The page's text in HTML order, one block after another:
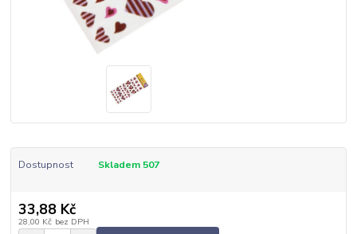
Dostupnost Skladem 507
33,88 Kč
28,00 Kč bez DPH